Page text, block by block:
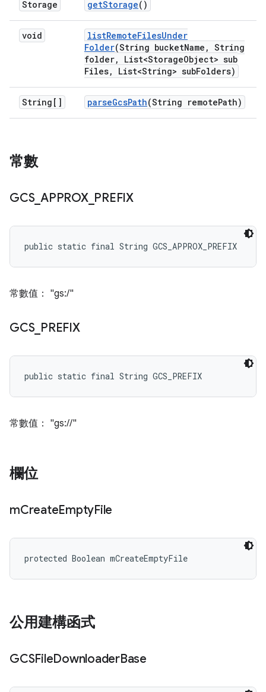
Storage getStorage()
void listRemoteFilesUnder
Folder(String bucketName , String
folder, List<StorageObject> sub
Files, List<String> subFolders)
String[] parseGcsPath(String remotePath)
常數
GCS_ APPROX_ PREFIX
public static final String GCS_APPROX_PREFIX
常數值： "gs:/"
GCS_ PREFIX
public static final String GCS_PREFIX
常數值： "gs://"
欄位
mCreateEmptyFile
protected Boolean mCreateEmptyFile
公用建構函式
GCSFileDownloaderBase